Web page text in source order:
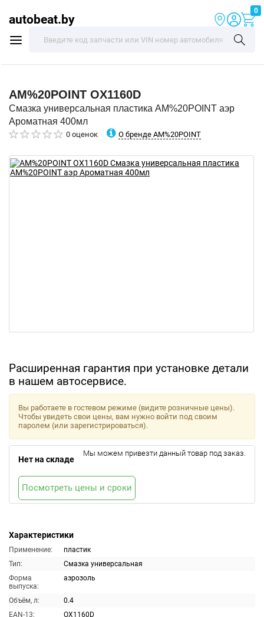
autobeat.by
0
AM%20POINT OX1160D
Смазка универсальная пластика AM%20POINT аэр
Ароматная 400мл
0 оценок О бренде AM%20POINT
Расширенная гарантия при установке детали
в нашем автосервисе.
Характеристики
Применение:
пластик
Тип:
Смазка универсальная
Форма
выпуска:
аэрозоль
Объём, л:
0.4
EAN-13:
OX1160D
Вы работаете в гостевом режиме (видите розничные цены).
Чтобы увидеть свои цены, вам нужно войти под своим
паролем (или зарегистрироваться).
Нет на складе
Мы можем привезти данный товар под заказ.
Посмотреть цены и сроки